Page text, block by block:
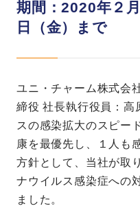
期間：2020年２
日（金）まで
ユニ・チャーム株式会
締役 社長執行役員：高
スの感染拡大のスピー
康を最優先し、１人も
方針として、当社が取
ナウイルス感染症への
ました。